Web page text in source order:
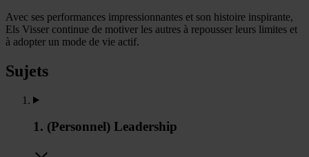
Avec ses performances impressionnantes et son histoire inspirante,
Els Visser continue de motiver les autres à repousser leurs limites et
à adopter un mode de vie actif.
Sujets
1. (Personnel) Leadership